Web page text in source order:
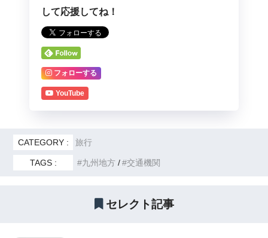
して応援してね！
フォローする
YouTube
CATEGORY : 旅行
TAGS : 九州地方 交通機関
セレクト記事